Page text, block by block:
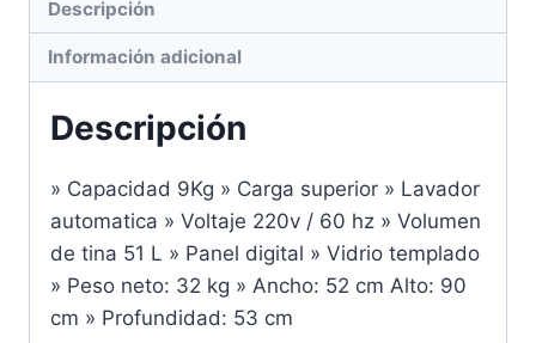
Descripción
Información adicional
Descripción
» Capacidad 9Kg » Carga superior » Lavador
automatica » Voltaje 220v / 60 hz » Volumen
de tina 51 L » Panel digital » Vidrio templado
» Peso neto: 32 kg » Ancho: 52 cm Alto: 90
cm » Profundidad: 53 cm